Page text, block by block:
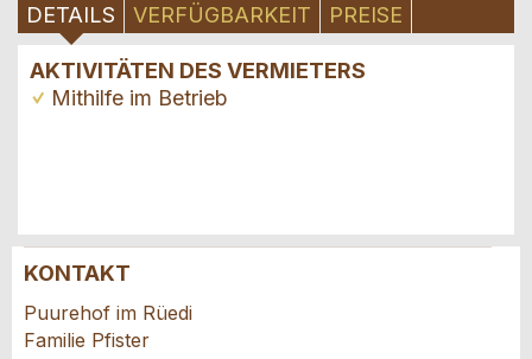
DETAILS VERFÜGBARKEIT PREISE
AKTIVITÄTEN DES VERMIETERS
Mithilfe im Betrieb
Anzeige beanstanden
Anzeige weiterempfehlen
KONTAKT
Puurehof im Rüedi
Familie Pfister